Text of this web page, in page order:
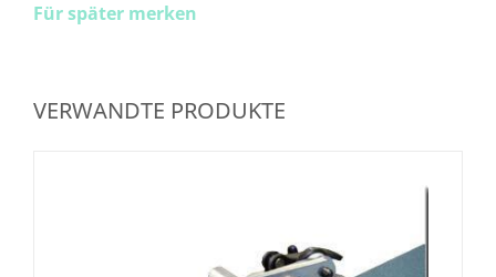
Für später merken
VERWANDTE PRODUKTE